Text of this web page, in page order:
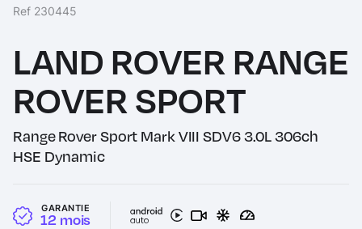
Message
Messenger
Link
Ref 230445
LAND ROVER RANGE
ROVER SPORT
Range Rover Sport Mark VIII SDV6 3.0L 306ch
HSE Dynamic
GARANTIE
12 mois